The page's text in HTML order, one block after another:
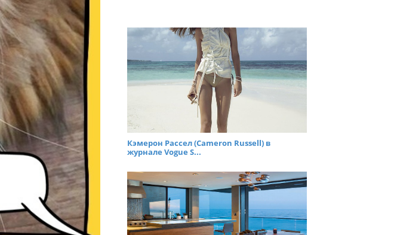
Кэмерон Рассел (Cameron Russell) в
журнале Vogue S...